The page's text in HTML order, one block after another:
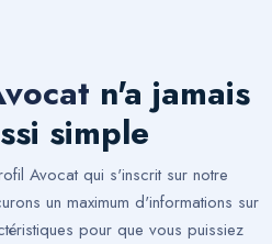
n'a jamais
simple
Avocat qui s'inscrit sur notre
un maximum d'informations sur
pour que vous puissiez